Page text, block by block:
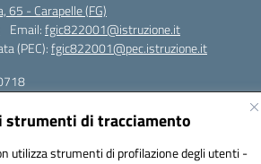
strumenti di tracciamento
utilizza strumenti di profilazione degli utenti -
65 - Carapelle (FG)
Email:fgic822001@istruzione.it
(PEC):fgic822001@pec.istruzione.it
Amministrazioni (IPA): istsc_fgic822001
(CUF): UFSLF2